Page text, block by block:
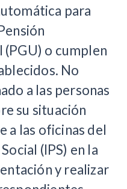
para
o cumplen
No
a las personas
su situación
a las oficinas del
(IPS) en la
y realizar